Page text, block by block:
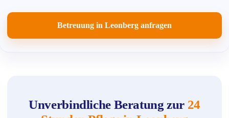
Rutesheim PLZ: 71277
Magstadt PLZ: 71106
Betreuung in Leonberg anfragen
Unverbindliche Beratung zur 24